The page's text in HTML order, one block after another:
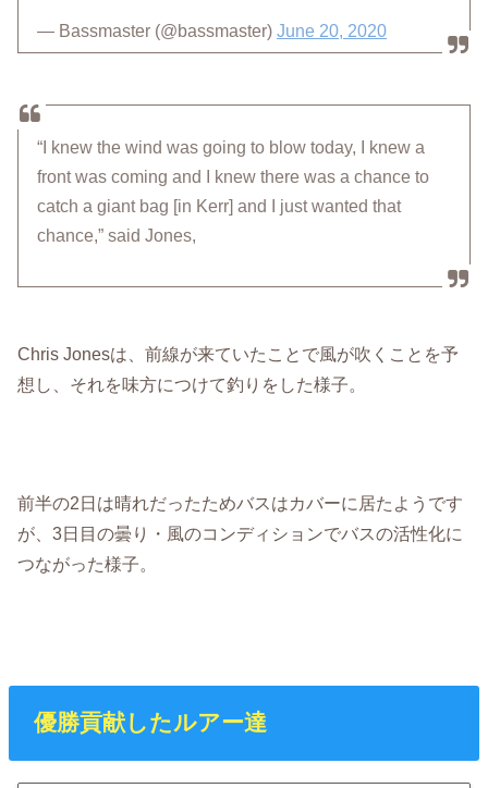
— Bassmaster (@bassmaster)June 20, 2020
“I knew the wind was going to blow today, I knew a
front was coming and I knew there was a chance to
catch a giant bag [in Kerr] and I just wanted that
chance,” said Jones,
Chris Jonesは、前線が来ていたことで風が吹くことを予
想し、それを味方につけて釣りをした様子。
前半の2日は晴れだったためバスはカバーに居たようです
が、3日目の曇り・風のコンディションでバスの活性化に
つながった様子。
優勝貢献したルアー達